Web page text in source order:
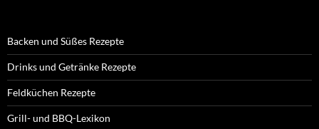
Backen und Süßes Rezepte
Drinks und Getränke Rezepte
Feldküchen Rezepte
Grill- und BBQ-Lexikon